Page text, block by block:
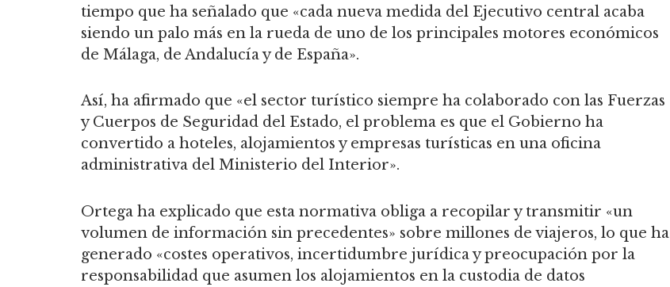
tiempo que ha señalado que «cada nueva medida del Ejecutivo central acaba
siendo un palo más en la rueda de uno de los principales motores económicos
de Málaga, de Andalucía y de España».
Así, ha afirmado que «el sector turístico siempre ha colaborado con las Fuerzas
y Cuerpos de Seguridad del Estado, el problema es que el Gobierno ha
convertido a hoteles, alojamientos y empresas turísticas en una oficina
administrativa del Ministerio del Interior».
Ortega ha explicado que esta normativa obliga a recopilar y transmitir «un
volumen de información sin precedentes» sobre millones de viajeros, lo que ha
generado «costes operativos, incertidumbre jurídica y preocupación por la
responsabilidad que asumen los alojamientos en la custodia de datos